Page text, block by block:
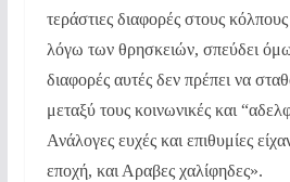
τεράστιες διαφορές στους
λόγω των θρησκειών, σπεύδει
διαφορές αυτές δεν πρέπει να
μεταξύ τους κοινωνικές και
Ανάλογες ευχές και επιθυμίες
εποχή, και Αραβες χαλίφηδες».